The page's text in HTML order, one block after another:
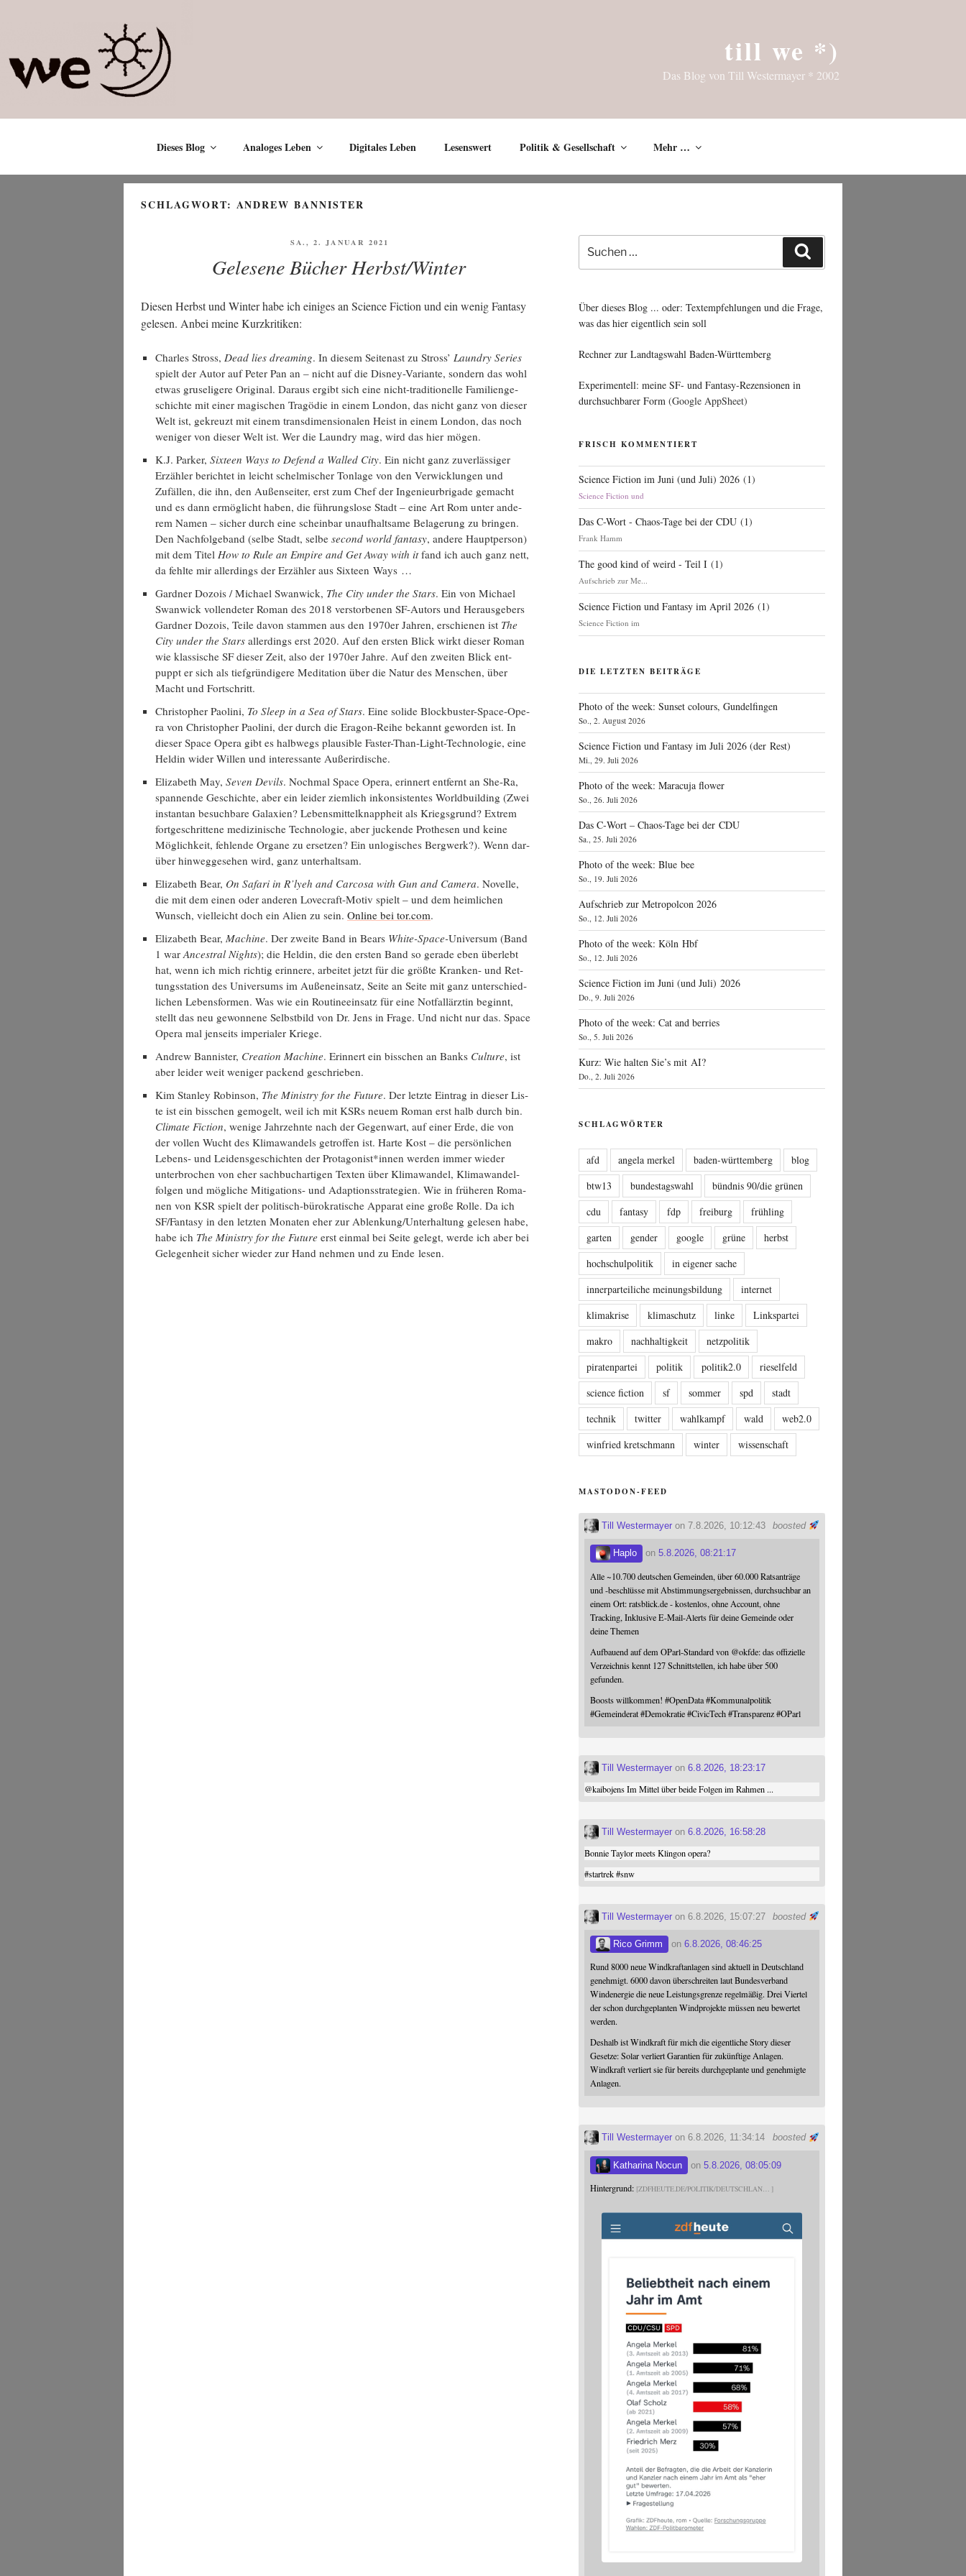
till we *)
Das Blog von Till Westermayer * 2002
Dieses Blog Analoges Leben Digitales Leben Lesenswert Politik & Gesellschaft Mehr …
SCHLAGWORT: ANDREW BANNISTER
VERÖFFENTLICHT
SA., 2. JANUAR 2021
Gelesene Bücher Herbst/Winter
Die­sen Herbst und Win­ter habe ich eini­ges an Sci­ence Fic­tion und ein wenig Fan­ta­sy
gele­sen. Anbei mei­ne Kurzkritiken:
Charles Stross, Dead lies dre­a­ming. In die­sem Sei­ten­ast zu Stross’ Laun­dry Series
spielt der Autor auf Peter Pan an – nicht auf die Dis­ney-Vari­an­te, son­dern das wohl
etwas gru­se­li­ge­re Ori­gi­nal. Dar­aus ergibt sich eine nicht-tra­di­tio­nel­le Fami­li­en­ge­
schich­te mit einer magi­schen Tra­gö­die in einem Lon­don, das nicht ganz von die­ser
Welt ist, gekreuzt mit einem trans­di­men­sio­na­len Heist in einem Lon­don, das noch
weni­ger von die­ser Welt ist. Wer die Laun­dry mag, wird das hier mögen.
K.J. Par­ker, Six­teen Ways to Defend a Wal­led City. Ein nicht ganz zuver­läs­si­ger
Erzäh­ler berich­tet in leicht schel­mi­scher Ton­la­ge von den Ver­wick­lun­gen und
Zufäl­len, die ihn, den Außen­sei­ter, erst zum Chef der Inge­nieur­bri­ga­de gemacht
und es dann ermög­licht haben, die füh­rungs­lo­se Stadt – eine Art Rom unter ande­
rem Namen – sicher durch eine schein­bar unauf­halt­sa­me Bela­ge­rung zu brin­gen.
Den Nach­fol­ge­band (sel­be Stadt, sel­be second world fan­ta­sy, ande­re Haupt­per­son)
mit dem Titel How to Rule an Empire and Get Away with itfand ich auch ganz nett,
da fehl­te mir aller­dings der Erzäh­ler aus Six­teen Ways …
Gard­ner Dozois / Micha­el Swan­wick, The City under the Stars. Ein von Micha­el
Swan­wick voll­ende­ter Roman des 2018 ver­stor­be­nen SF-Autors und Her­aus­ge­bers
Gard­ner Dozois, Tei­le davon stam­men aus den 1970er Jah­ren, erschie­nen ist The
City under the Stars aller­dings erst 2020. Auf den ers­ten Blick wirkt die­ser Roman
wie klas­si­sche SF die­ser Zeit, also der 1970er Jah­re. Auf den zwei­ten Blick ent­
puppt er sich als tief­grün­di­ge­re Medi­ta­ti­on über die Natur des Men­schen, über
Macht und Fortschritt.
Chris­to­pher Pao­li­ni, To Sleep in a Sea of Stars. Eine soli­de Block­bus­ter-Space-Ope­
ra von Chris­to­pher Pao­li­ni, der durch die Era­gon-Rei­he bekannt gewor­den ist. In
die­ser Space Ope­ra gibt es halb­wegs plau­si­ble Fas­ter-Than-Light-Tech­no­lo­gie, eine
Hel­din wider Wil­len und inter­es­san­te Außerirdische.
Eliza­beth May, Seven Devils. Noch­mal Space Ope­ra, erin­nert ent­fernt an She-Ra,
span­nen­de Geschich­te, aber ein lei­der ziem­lich inkon­sis­ten­tes World­buil­ding (Zwei
instantan besuch­ba­re Gala­xien? Lebens­mit­tel­knapp­heit als Kriegs­grund? Extrem
fort­ge­schrit­te­ne medi­zi­ni­sche Tech­no­lo­gie, aber jucken­de Pro­the­sen und kei­ne
Mög­lich­keit, feh­len­de Orga­ne zu erset­zen? Ein unlo­gi­sches Berg­werk?). Wenn dar­
über hin­weg­ge­se­hen wird, ganz unterhaltsam.
Eliza­beth Bear, On Safa­ri in R’lyeh and Car­co­sa with Gun and Came­ra. Novel­le,
die mit dem einen oder ande­ren Love­craft-Motiv spielt – und dem heim­li­chen
Wunsch, viel­leicht doch ein Ali­en zu sein. Online bei tor.com.
Eliza­beth Bear, Machi­ne. Der zwei­te Band in Bears White-Space-Uni­ver­sum (Band
1 warAnces­tral Nights); die Hel­din, die den ers­ten Band so gera­de eben über­lebt
hat, wenn ich mich rich­tig erin­ne­re, arbei­tet jetzt für die größ­te Kran­ken- und Ret­
tungs­sta­ti­on des Uni­ver­sums im Außen­ein­satz, Sei­te an Sei­te mit ganz unter­schied­
li­chen Lebens­for­men. Was wie ein Rou­ti­ne­ein­satz für eine Not­fall­ärz­tin beginnt,
stellt das neu gewon­ne­ne Selbst­bild von Dr. Jens in Fra­ge. Und nicht nur das. Space
Ope­ra mal jen­seits impe­ria­ler Kriege.
Andrew Ban­nis­ter, Crea­ti­on Machi­ne. Erin­nert ein biss­chen an Banks Cul­tu­re, ist
aber lei­der weit weni­ger packend geschrieben.
Kim Stan­ley Robin­son, The Minis­try for the Future. Der letz­te Ein­trag in die­ser Lis­
te ist ein biss­chen gemo­gelt, weil ich mit KSRs neu­em Roman erst halb durch bin.
Cli­ma­te Fic­tion, weni­ge Jahr­zehn­te nach der Gegen­wart, auf einer Erde, die von
der vol­len Wucht des Kli­ma­wan­dels getrof­fen ist. Har­te Kost – die per­sön­li­chen
Lebens- und Lei­dens­ge­schich­ten der Protagonist*innen wer­den immer wie­der
unter­bro­chen von eher sach­buch­ar­ti­gen Tex­ten über Kli­ma­wan­del, Kli­ma­wan­del­
fol­gen und mög­li­che Miti­ga­ti­ons- und Adap­ti­ons­stra­te­gien. Wie in frü­he­ren Roma­
nen von KSR spielt der poli­tisch-büro­kra­ti­sche Appa­rat eine gro­ße Rol­le. Da ich
SF/Fantasy in den letz­ten Mona­ten eher zur Ablenkung/Unterhaltung gele­sen habe,
habe ich The Minis­try for the Future erst ein­mal bei Sei­te gelegt, wer­de ich aber bei
Gele­gen­heit sicher wie­der zur Hand neh­men und zu Ende lesen.
Suche
nach:
Über dieses Blog ... oder: Textempfehlungen und die Frage,
was das hier eigentlich sein soll
Rechner zur Landtagswahl Baden-Württemberg
Experimentell: meine SF- und Fantasy-Rezensionen in
durchsuchbarer Form (Google AppSheet)
FRISCH KOMMENTIERT
Science Fiction im Juni (und Juli) 2026 (1)
Science Fiction und
Das C-Wort - Chaos-Tage bei der CDU (1)
Frank Hamm
The good kind of weird - Teil I (1)
Aufschrieb zur Me...
Science Fiction und Fantasy im April 2026 (1)
Science Fiction im
DIE LETZTEN BEITRÄGE
Photo of the week: Sunset colours, Gundelfingen
So., 2. August 2026
Science Fiction und Fantasy im Juli 2026 (der Rest)
Mi., 29. Juli 2026
Photo of the week: Maracuja flower
So., 26. Juli 2026
Das C‑Wort – Chaos-Tage bei der CDU
Sa., 25. Juli 2026
Photo of the week: Blue bee
So., 19. Juli 2026
Aufschrieb zur Metropolcon 2026
So., 12. Juli 2026
Photo of the week: Köln Hbf
So., 12. Juli 2026
Science Fiction im Juni (und Juli) 2026
Do., 9. Juli 2026
Photo of the week: Cat and berries
So., 5. Juli 2026
Kurz: Wie halten Sie’s mit AI?
Do., 2. Juli 2026
SCHLAGWÖRTER
afd angela merkel baden-württemberg
blog
btw13
bundestagswahl
bündnis 90/die grünen
cdu
fantasy fdp freiburg
frühling
garten
gender google grüne
herbst
hochschulpolitik
in eigener sache
innerparteiliche meinungsbildung
internet
klimakrise
klimaschutz linke
Linkspartei
makro
nachhaltigkeit
netzpolitik
piratenpartei
politik politik2.0
rieselfeld
science fiction
sf sommer spd
stadt
technik
twitter wahlkampf wald
web2.0
winfried kretschmann
winter wissenschaft
MASTODON-FEED
boosted
Till Westermayer on 7.8.2026, 10:12:43
Haplo on5.8.2026, 08:21:17
Alle ~10.700 deutschen Gemeinden, über 60.000 Ratsanträge
und -beschlüsse mit Abstimmungsergebnissen, durchsuchbar an
einem Ort: ratsblick.de - kostenlos, ohne Account, ohne
Tracking, Inklusive E-Mail-Alerts für deine Gemeinde oder
deine Themen
Aufbauend auf dem OParl-Standard von @okfde: das offizielle
Verzeichnis kennt 127 Schnittstellen, ich habe über 500
gefunden.
Boosts willkommen!#OpenData #Kommunalpolitik
#Gemeinderat #Demokratie #CivicTech #Transparenz #OParl
Till Westermayer on6.8.2026, 18:23:17
@kaibojensIm Mittel über beide Folgen im Rahmen ...
Till Westermayer on6.8.2026, 16:58:28
Bonnie Taylor meets Klingon opera?
#startrek #snw
boosted
Till Westermayer on 6.8.2026, 15:07:27
Rico Grimm on6.8.2026, 08:46:25
Rund 8000 neue Windkraftanlagen sind aktuell in Deutschland
genehmigt. 6000 davon überschreiten laut Bundesverband
Windenergie die neue Leistungsgrenze regelmäßig. Drei Viertel
der schon durchgeplanten Windprojekte müssen neu bewertet
werden.
Deshalb ist Windkraft für mich die eigentliche Story dieser
Gesetze: Solar verliert Garantien für zukünftige Anlagen.
Windkraft verliert sie für bereits durchgeplante und genehmigte
Anlagen.
boosted
Till Westermayer on 6.8.2026, 11:34:14
Katharina Nocun on5.8.2026, 08:05:09
Hintergrund: ZDFHEUTE.DE/POLITIK/DEUTSCHLAN